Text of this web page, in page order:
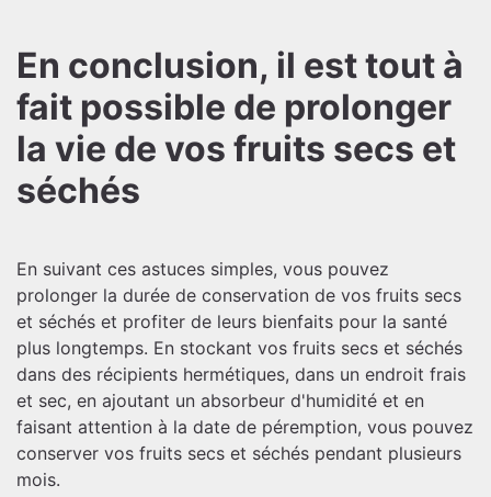
En conclusion, il est tout à
fait possible de prolonger
la vie de vos fruits secs et
séchés
En suivant ces astuces simples, vous pouvez
prolonger la durée de conservation de vos fruits secs
et séchés et profiter de leurs bienfaits pour la santé
plus longtemps. En stockant vos fruits secs et séchés
dans des récipients hermétiques, dans un endroit frais
et sec, en ajoutant un absorbeur d'humidité et en
faisant attention à la date de péremption, vous pouvez
conserver vos fruits secs et séchés pendant plusieurs
mois.